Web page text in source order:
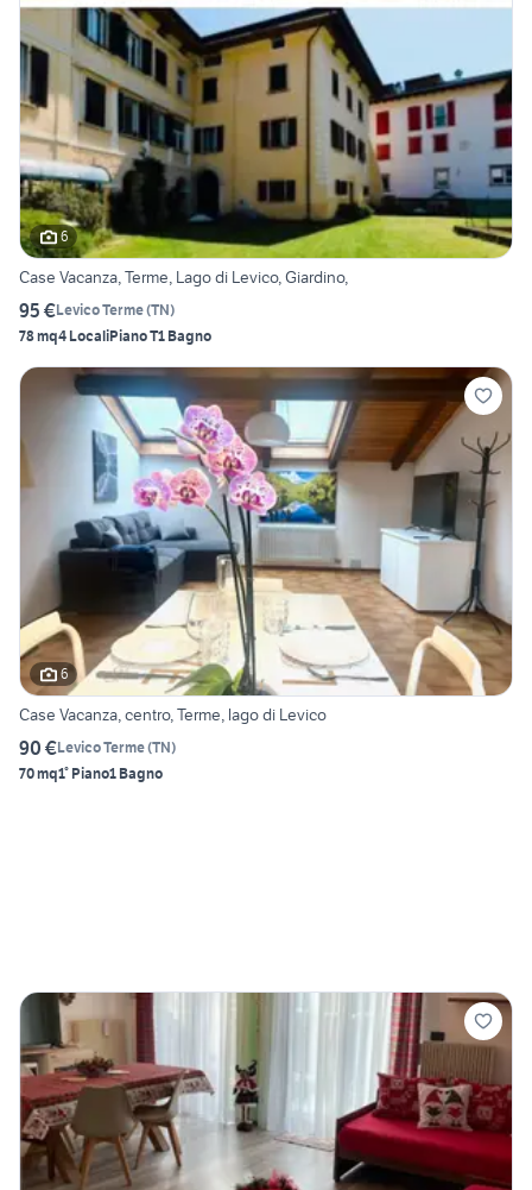
6
Case Vacanza, Terme, Lago di Levico, Giardino,
95 €Levico Terme(TN)
78 mq4 LocaliPiano T1 Bagno
6
Case Vacanza, centro, Terme, lago di Levico
90 €Levico Terme(TN)
70 mq1° Piano1 Bagno